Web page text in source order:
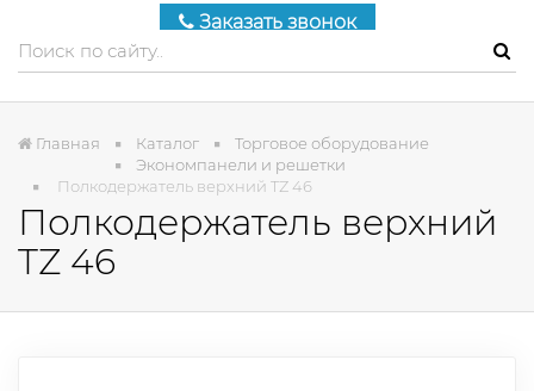
Заказать звонок
Главная Каталог
Торговое оборудование
Экономпанели и решетки
Полкодержатель верхний TZ 46
Полкодержатель верхний
TZ 46